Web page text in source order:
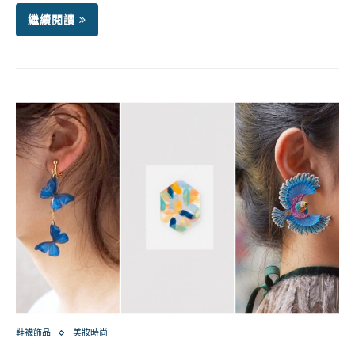
繼續閱讀
鞋襪飾品 美妝時尚